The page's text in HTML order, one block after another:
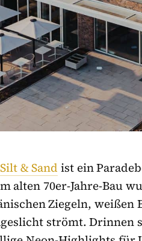
Silt & Sand ist ein
alten 70er-Jahre-Bau
Ziegeln, weißen
strömt. Drinnen